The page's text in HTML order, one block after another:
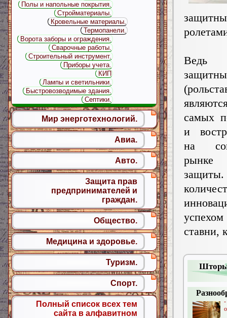
Ведь
самых
и
на
рынке
защиты.
ставни,
Полы и напольные покрытия.
Стройматериалы.
Кровельные материалы.
Термопанели.
Ворота заборы и ограждения.
Сварочные работы.
Строительный инструмент.
Приборы учета.
КИП
Лампы и светильники.
Быстровозводимые здания.
Септики.
Мир энерготехнологий.
Авиа.
Авто.
Защита прав
предпринимателей и
граждан.
Общество.
Медицина и здоровье.
Туризм.
Спорт.
Полный список всех тем
сайта в алфавитном